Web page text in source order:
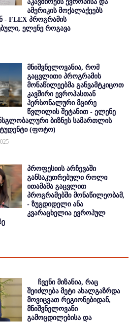
აკავშირებს ევროპისა და
ამერიკის მოქალაქეებს
- FLEX პროგრამის
ელენე როგავა
მნიშვნელოვანია, რომ
გაცვლითი პროგრამის
მონაწილეებმა განვამტკიცოთ
კავშირი ევროპასთან
პერსონალური მცირე
წვლილის შეტანით - ელენე
ბიზნეს სამართლის
(ფოტო)
პროფესიის არჩევაში
განსაკუთრებული როლი
ითამაშა გაცვლით
პროგრამებში მონაწილეობამ,
- ზუგდიდელი ანა
კვარაცხელია ევროპულ
ჩვენი მიზანია, რაც
შეიძლება მეტი ახალგაზრდა
მოვიცვათ რეგიონებიდან,
მნიშვნელოვანი
გამოცდილებისა და